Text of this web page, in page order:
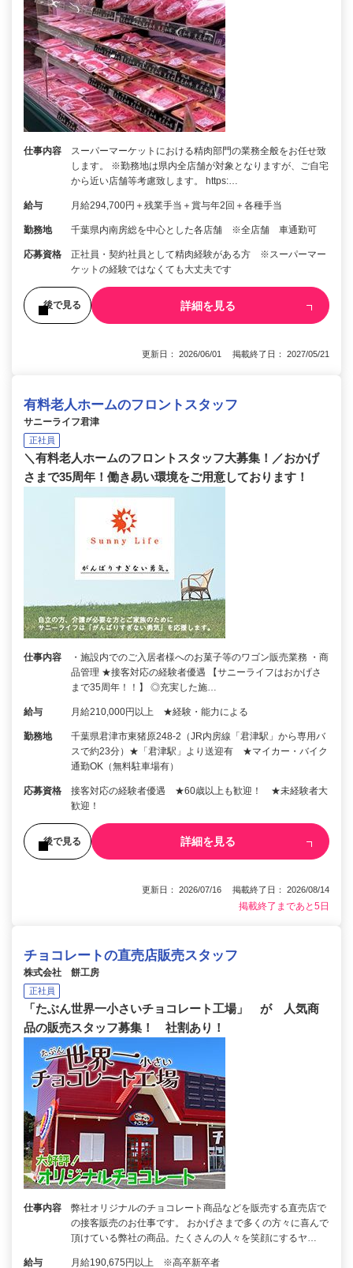
仕事内容
スーパーマーケットにおける精肉部門の業務全般をお任せ致
します。 ※勤務地は県内全店舗が対象となりますが、ご自宅
から近い店舗等考慮致します。 https:…
給与 月給294,700円＋残業手当＋賞与年2回＋各種手当
勤務地 千葉県内南房総を中心とした各店舗 ※全店舗 車通勤可
応募資格
正社員・契約社員として精肉経験がある方 ※スーパーマー
ケットの経験ではなくても大丈夫です
後で見る 詳細を見る
更新日： 2026/06/01 掲載終了日： 2027/05/21
有料老人ホームのフロントスタッフ
サニーライフ君津
正社員
＼有料老人ホームのフロントスタッフ大募集！／おかげ
さまで35周年！働き易い環境をご用意しております！
仕事内容
・施設内でのご入居者様へのお菓子等のワゴン販売業務 ・商
品管理 ★接客対応の経験者優遇 【サニーライフはおかげさ
まで35周年！！】 ◎充実した施…
給与 月給210,000円以上 ★経験・能力による
勤務地
千葉県君津市東猪原248-2（JR内房線「君津駅」から専用バ
スで約23分）★「君津駅」より送迎有 ★マイカー・バイク
通勤OK（無料駐車場有）
応募資格
接客対応の経験者優遇 ★60歳以上も歓迎！ ★未経験者大
歓迎！
後で見る 詳細を見る
更新日： 2026/07/16 掲載終了日： 2026/08/14
掲載終了まであと5日
チョコレートの直売店販売スタッフ
株式会社 餅工房
正社員
「たぶん世界一小さいチョコレート工場」 が 人気商
品の販売スタッフ募集！ 社割あり！
仕事内容
弊社オリジナルのチョコレート商品などを販売する直売店で
の接客販売のお仕事です。 おかげさまで多くの方々に喜んで
頂けている弊社の商品。たくさんの人々を笑顔にするヤ…
給与 月給190,675円以上 ※高卒新卒者